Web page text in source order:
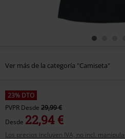
Ver más de la categoría "Camiseta"
23% DTO
PVPR Desde 29,99 €
Desde 22,94 €
Los precios incluyen IVA, no incl.